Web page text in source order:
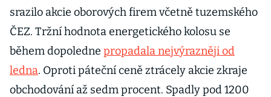
srazilo akcie oborových firem včetně tuzemského
ČEZ. Tržní hodnota energetického kolosu se
během dopoledne propadala nejvýrazněji od
ledna. Oproti páteční ceně ztrácely akcie zkraje
obchodování až sedm procent. Spadly pod 1200